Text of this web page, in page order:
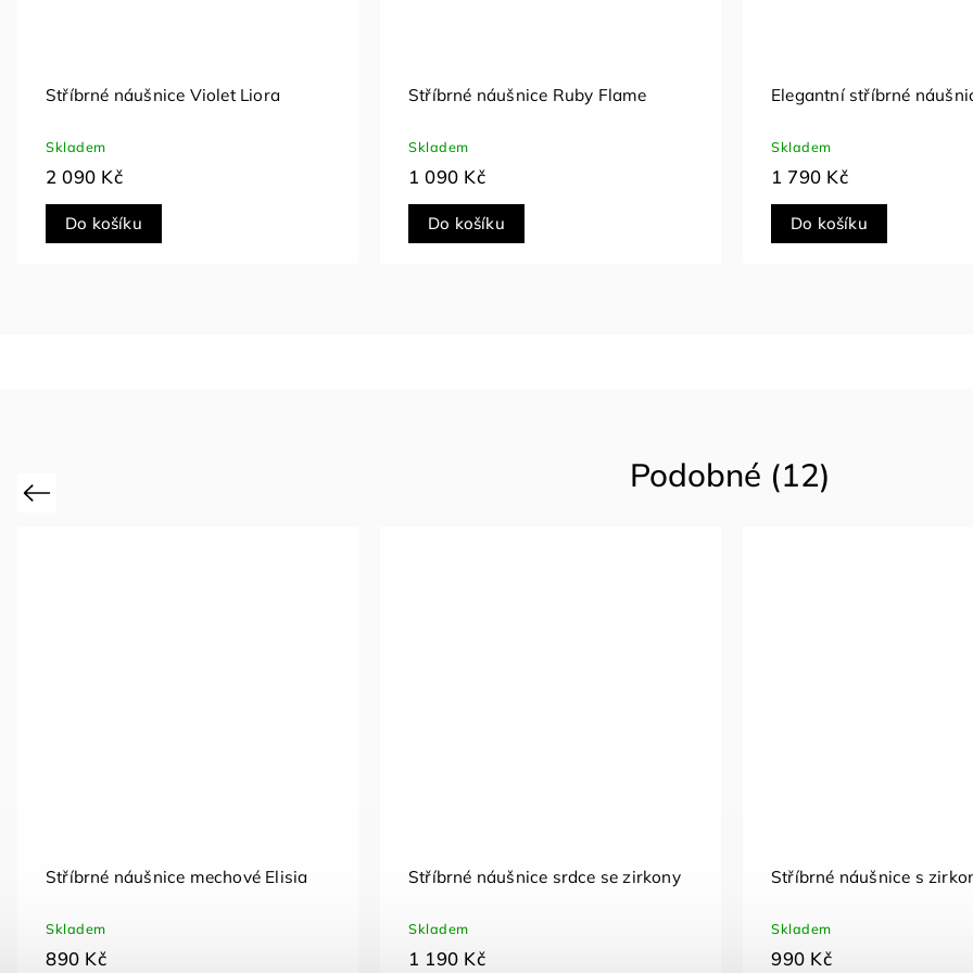
Stříbrné náušnice Aurora Blue
Skladem
1 690 Kč
Do košíku
E0050KL-01
Skladem
1 290 Kč
Do košíku
Stříbrné náušnice Daisy
Skladem
790 Kč
Do košíku
Podobné (12)
Previous
Stříbrné náušnice se zirkony
Skladem
1 090 Kč
Stříbrné náušnice se zirkony
Skladem
590 Kč
Stříbrné náušnice
Skladem
690 Kč